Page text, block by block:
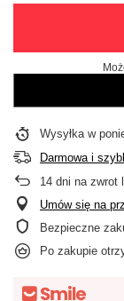
Wysyłka w
Darmowa i
14 dni na zwrot
Umów się na
Bezpieczne
Po zakupie